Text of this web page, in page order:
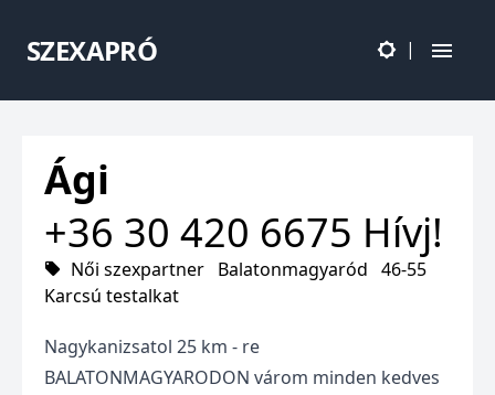
SZEXAPRÓ |
Ági
+36 30 420 6675 Hívj!
Női szexpartner Balatonmagyaród 46-55
Karcsú testalkat
Nagykanizsatol 25 km - re
BALATONMAGYARODON várom minden kedves